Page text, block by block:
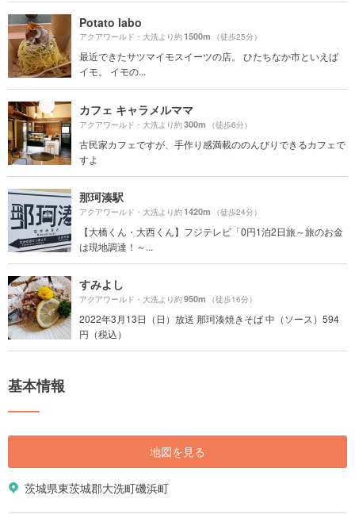
Potato labo
アクアワールド・大洗より約1500m （徒歩25分）
最近できたサツマイモスイーツの店。 ひたちなか市といえば
イモ。 イモの...
カフェ キャラメルママ
アクアワールド・大洗より約300m （徒歩6分）
古民家カフェですが、手作り感満載ののんびりできるカフェで
すよ
那珂湊駅
アクアワールド・大洗より約1420m （徒歩24分）
【大橋くん・大西くん】フジテレビ「0円1泊2日旅～旅のお金
は現地調達！～...
すみよし
アクアワールド・大洗より約950m （徒歩16分）
2022年3月13日（日）放送 那珂湊焼きそば 中（ソース）594
円（税込）
基本情報
地図を見る
茨城県東茨城郡大洗町磯浜町